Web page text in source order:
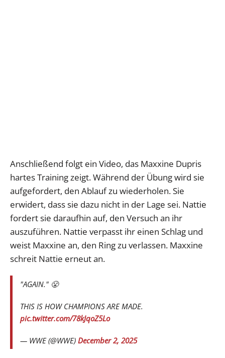
Anschließend folgt ein Video, das Maxxine Dupris
hartes Training zeigt. Während der Übung wird sie
aufgefordert, den Ablauf zu wiederholen. Sie
erwidert, dass sie dazu nicht in der Lage sei. Nattie
fordert sie daraufhin auf, den Versuch an ihr
auszuführen. Nattie verpasst ihr einen Schlag und
weist Maxxine an, den Ring zu verlassen. Maxxine
schreit Nattie erneut an.
"AGAIN." 😤
THIS IS HOW CHAMPIONS ARE MADE.
pic.twitter.com/78kJqoZ5Lo
— WWE (@WWE) December 2, 2025